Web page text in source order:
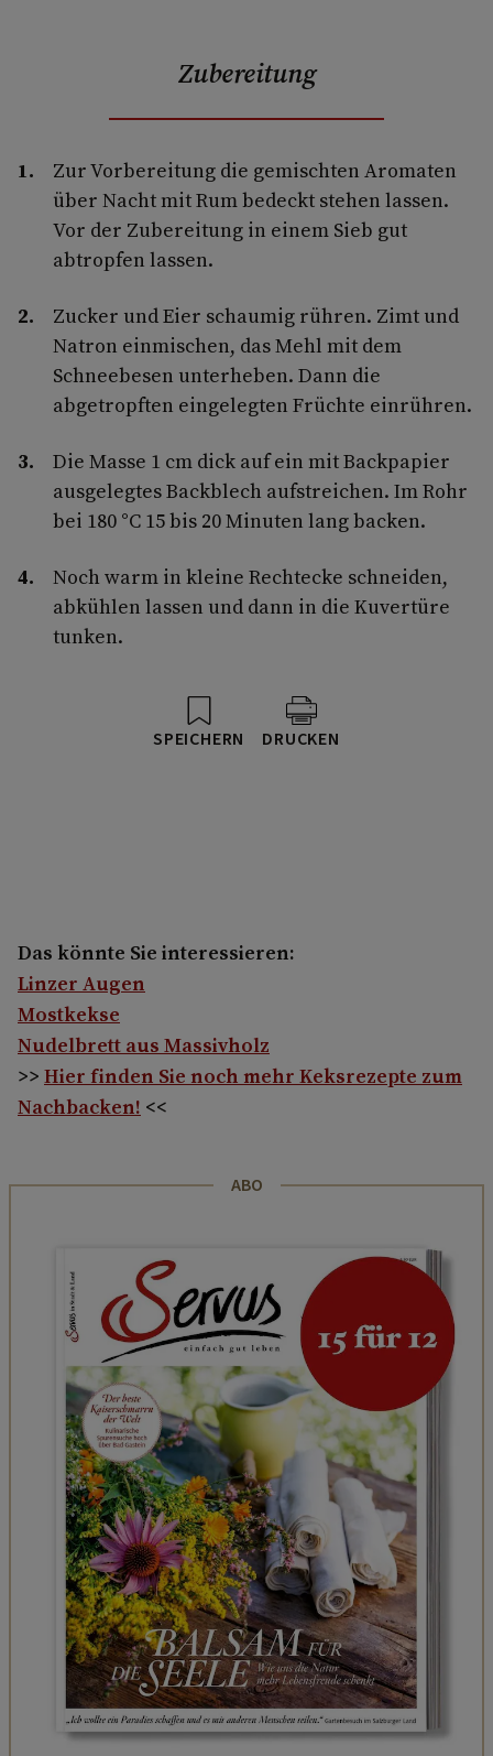
Zubereitung
Zur Vorbereitung die gemischten Aromaten
über Nacht mit Rum bedeckt stehen lassen.
Vor der Zubereitung in einem Sieb gut
abtropfen lassen.
Zucker und Eier schaumig rühren. Zimt und
Natron einmischen, das Mehl mit dem
Schneebesen unterheben. Dann die
abgetropften eingelegten Früchte einrühren.
Die Masse 1 cm dick auf ein mit Backpapier
ausgelegtes Backblech aufstreichen. Im Rohr
bei 180 °C 15 bis 20 Minuten lang backen.
Noch warm in kleine Rechtecke schneiden,
abkühlen lassen und dann in die Kuvertüre
tunken.
SPEICHERN DRUCKEN
Das könnte Sie interessieren:
Linzer Augen
Mostkekse
Nudelbrett aus Massivholz
>> Hier finden Sie noch mehr Keksrezepte zum
Nachbacken! <<
ABO